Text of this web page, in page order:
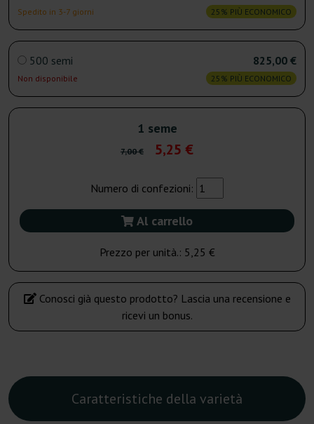
Spedito in 3-7 giorni 25% PIÙ ECONOMICO
500 semi
Non disponibile
825,00 €
25% PIÙ ECONOMICO
1 seme
7,00 € 5,25 €
Numero di confezioni:
Al carrello
Prezzo per unità.: 5,25 €
Conosci già questo prodotto? Lascia una recensione e
ricevi un bonus.
Caratteristiche della varietà